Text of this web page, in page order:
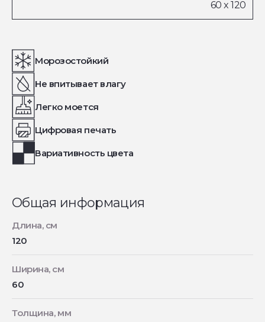
Морозостойкий
Не впитывает влагу
Легко моется
Цифровая печать
Вариативность цвета
Общая информация
Длина, см
120
Ширина, см
60
Толщина, мм